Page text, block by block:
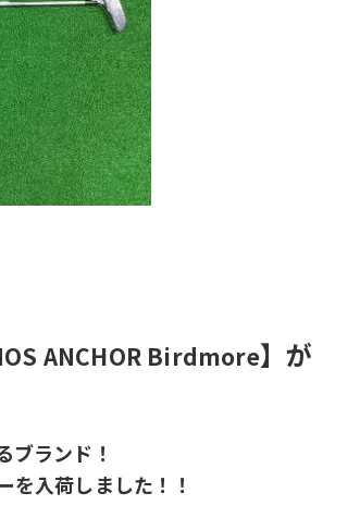
ANCHOR Birdmore】が
ブランド！
入荷しました！！